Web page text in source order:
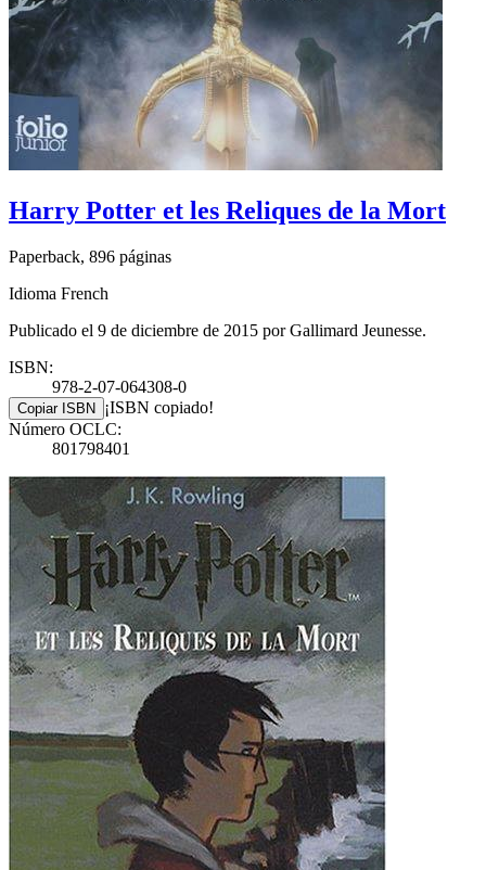
Harry Potter et les Reliques de la Mort
Paperback, 896 páginas
Idioma French
Publicado el 9 de diciembre de 2015 por Gallimard Jeunesse.
ISBN:
978-2-07-064308-0
Copiar ISBN ¡ISBN copiado!
Número OCLC:
801798401